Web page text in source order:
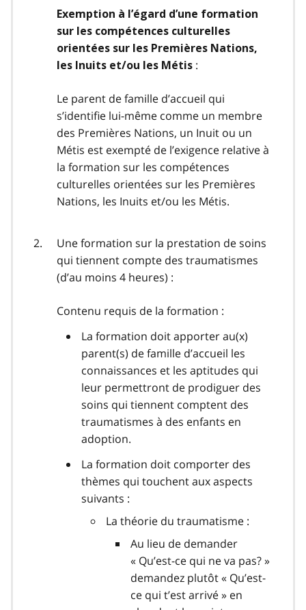
Exemption à l’égard d’une formation
sur les compétences culturelles
orientées sur les Premières Nations,
les Inuits et/ou les Métis :
Le parent de famille d’accueil qui
s’identifie lui-même comme un membre
des Premières Nations, un Inuit ou un
Métis est exempté de l’exigence relative à
la formation sur les compétences
culturelles orientées sur les Premières
Nations, les Inuits et/ou les Métis.
Une formation sur la prestation de soins
qui tiennent compte des traumatismes
(d’au moins 4 heures) :
Contenu requis de la formation :
La formation doit apporter au(x)
parent(s) de famille d’accueil les
connaissances et les aptitudes qui
leur permettront de prodiguer des
soins qui tiennent comptent des
traumatismes à des enfants en
adoption.
La formation doit comporter des
thèmes qui touchent aux aspects
suivants :
La théorie du traumatisme :
Au lieu de demander
« Qu’est-ce qui ne va pas? »
demandez plutôt « Qu’est-
ce qui t’est arrivé » en